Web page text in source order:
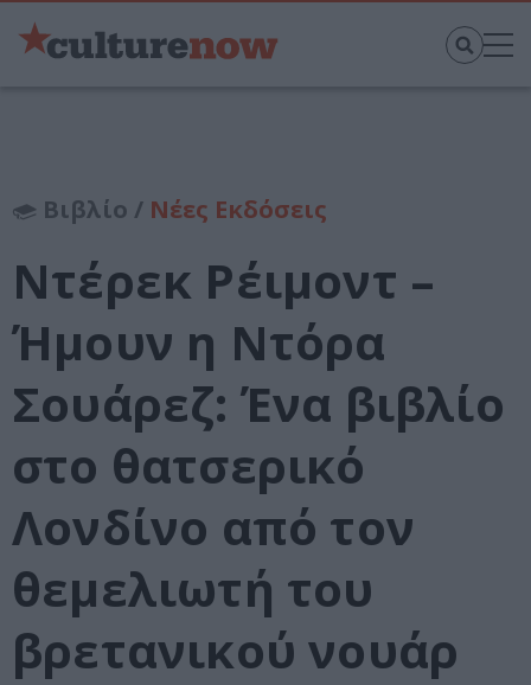
Βιβλίο / Νέες Εκδόσεις
Ντέρεκ Ρέιμοντ –
Ήμουν η Ντόρα
Σουάρεζ: Ένα βιβλίο
στο θατσερικό
Λονδίνο από τον
θεμελιωτή του
βρετανικού νουάρ